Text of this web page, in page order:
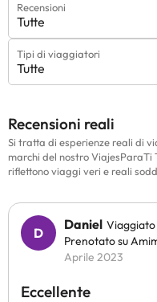
Recensioni
Tutte
Tipi di viaggiatori
Tutte
Recensioni reali
Si tratta di esperienze reali di
marchi del nostro ViajesParaTi
riflettono viaggi veri e reali
Daniel Viaggiato
Prenotato su
Aprile 2023
Eccellente